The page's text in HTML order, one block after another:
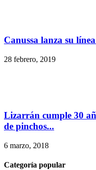
Canussa lanza su
28 febrero, 2019
Lizarrán cumple 30
de pinchos...
6 marzo, 2018
Categoría popular